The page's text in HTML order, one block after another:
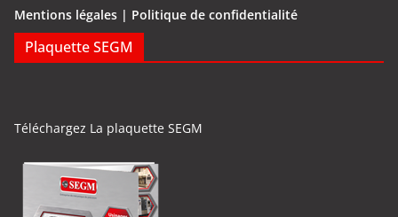
Mentions légales | Politique de confidentialité
Plaquette SEGM
Téléchargez La plaquette SEGM